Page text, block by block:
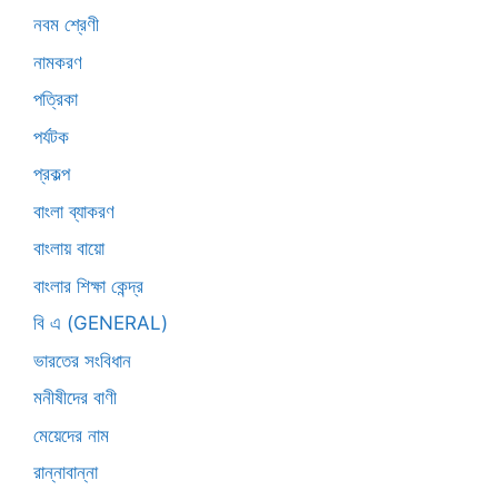
নবম শ্রেণী
নামকরণ
পত্রিকা
পর্যটক
প্রকল্প
বাংলা ব্যাকরণ
বাংলায় বায়ো
বাংলার শিক্ষা কেন্দ্র
বি এ (GENERAL)
ভারতের সংবিধান
মনীষীদের বাণী
মেয়েদের নাম
রান্নাবান্না